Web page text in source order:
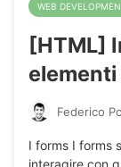
WEB
[HTML]
Federico
I forms I forms